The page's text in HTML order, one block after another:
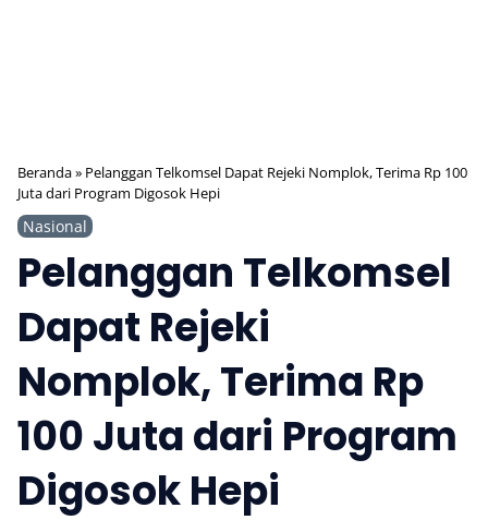
Beranda» Pelanggan Telkomsel Dapat Rejeki Nomplok, Terima Rp 100
Juta dari Program Digosok Hepi
Nasional
Pelanggan Telkomsel
Dapat Rejeki
Nomplok, Terima Rp
100 Juta dari Program
Digosok Hepi